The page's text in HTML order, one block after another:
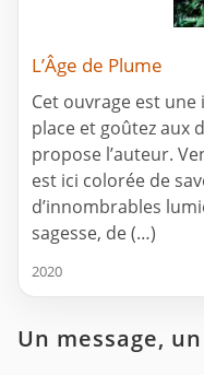
L’Âge de Plume
Cet ouvrage est
place et goûtez aux
propose l’auteur.
est ici colorée de
d’innombrables
sagesse, de (…)
2020
Un message,